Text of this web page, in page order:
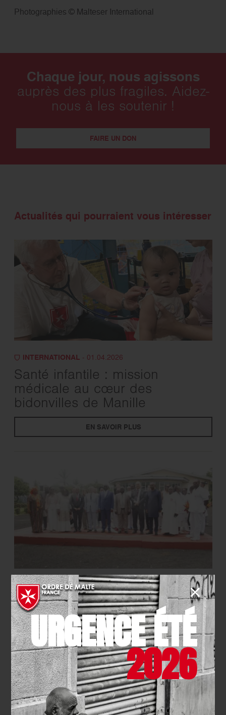
Photographies © Malteser International
Chaque jour, nous agissons
auprès des plus fragiles. Aidez-
nous à les soutenir !
FAIRE UN DON
Actualités qui pourraient vous intéresser
INTERNATIONAL - 01.04.2026
Santé infantile : mission
médicale au cœur des
bidonvilles de Manille
EN SAVOIR PLUS
INTERNATIONAL- 16.03.2026
Cameroun : l’Hôpital Saint-Jean
de Malte concrétise deux
partenariats clés pour de
meilleurs soins
EN SAVOIR PLUS
URGENCE ÉTÉ
2026